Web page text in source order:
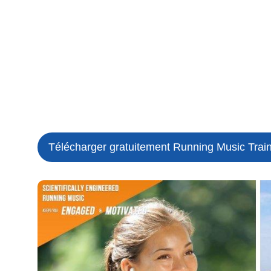
Télécharger gratuitement Running Music